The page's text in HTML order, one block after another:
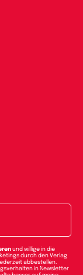
und willige in die
durch den Verlag
abbestellen.
in Newsletter